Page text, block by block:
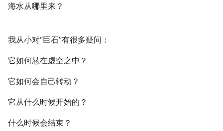
海水从哪里来？
我从小对“巨石”有很多疑问：
它如何悬在虚空之中？
它如何会自己转动？
它从什么时候开始的？
什么时候会结束？